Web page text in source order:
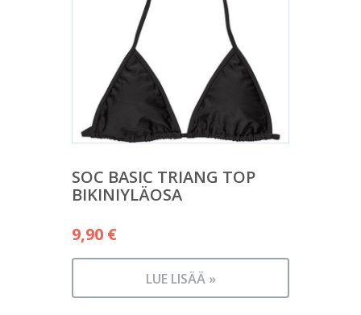
SOC BASIC TRIANG TOP
BIKINIYLÄOSA
9,90 €
LUE LISÄÄ »